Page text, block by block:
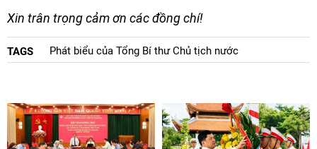
Xin trân trọng cảm ơn các đồng chí!
TAGS Phát biểu của Tổng Bí thư Chủ tịch nước